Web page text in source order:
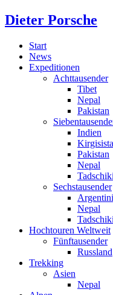
Dieter Porsche
Start
News
Expeditionen
Achttausender
Tibet
Nepal
Pakistan
Indien
Pakistan
Nepal
Sechstausender
Nepal
Hochtouren Weltweit
Fünftausender
Russland
Trekking
Asien
Nepal